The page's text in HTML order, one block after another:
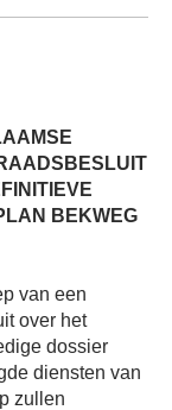
BEKWEG
van een
over het
dossier
diensten van
zullen